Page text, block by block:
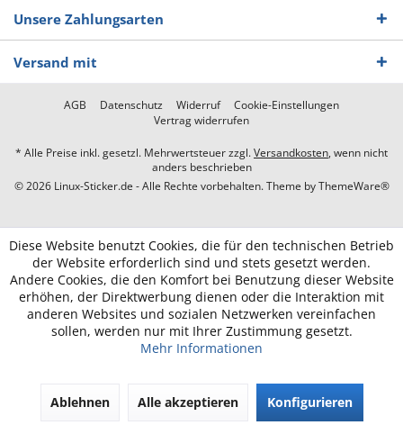
Unsere Zahlungsarten
Versand mit
AGB Datenschutz Widerruf
Cookie-Einstellungen
Vertrag widerrufen
* Alle Preise inkl. gesetzl. Mehrwertsteuer zzgl.Versandkosten, wenn nicht
anders beschrieben
© 2026 Linux-Sticker.de - Alle Rechte vorbehalten. Theme byThemeWare®
Diese Website benutzt Cookies, die für den technischen Betrieb
der Website erforderlich sind und stets gesetzt werden.
Andere Cookies, die den Komfort bei Benutzung dieser Website
erhöhen, der Direktwerbung dienen oder die Interaktion mit
anderen Websites und sozialen Netzwerken vereinfachen
sollen, werden nur mit Ihrer Zustimmung gesetzt.
Mehr Informationen
Ablehnen Alle akzeptieren Konfigurieren